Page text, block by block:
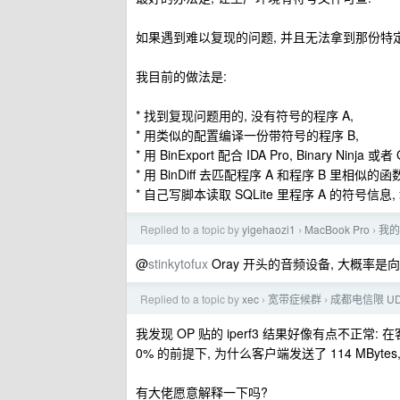
如果遇到难以复现的问题, 并且无法拿到那份
我目前的做法是:
* 找到复现问题用的, 没有符号的程序 A,
* 用类似的配置编译一份带符号的程序 B,
* 用 BinExport 配合 IDA Pro, Binary Ninja 或
* 用 BinDiff 去匹配程序 A 和程序 B 里相似的函
* 自己写脚本读取 SQLite 里程序 A 的符号信息
Replied to a topic byyigehaozi1 › MacBook Pro › 我
@stinkytofux Oray 开头的音频设备, 大概率是
Replied to a topic byxec › 宽带症候群 › 成都电信限
我发现 OP 贴的 iperf3 结果好像有点不正常:
0% 的前提下, 为什么客户端发送了 114
有大佬愿意解释一下吗?